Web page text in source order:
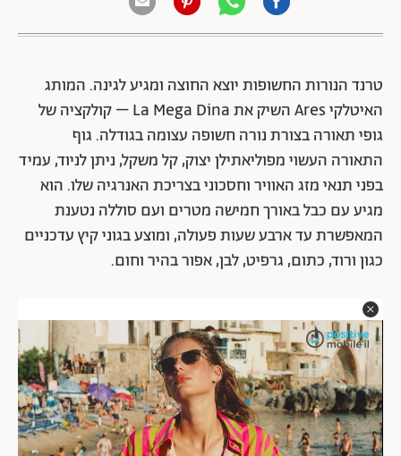
טרנד הנורות החשופות יוצא החוצה ומגיע לגינה. המותג
האיטלקי Ares השיק את La Mega Dina – קולקציה של
גופי תאורה בצורת נורה חשופה עצומה בגודלה. גוף
התאורה העשוי מפוליאתילן יצוק, קל משקל, ניתן לניוד, עמיד
בפני תנאי מזג האוויר וחסכוני בצריכת האנרגיה שלו. הוא
מגיע עם כבל באורך חמישה מטרים ועם סוללה נטענת
המאפשרת עד ארבע שעות פעולה, ומוצע בגוני קיץ עדכניים
כגון ורוד, כתום, גרפיט, לבן, אפור בהיר וחום.